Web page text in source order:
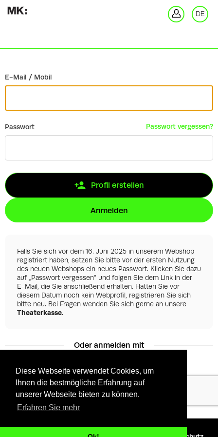
Diese Webseite verwendet Cookies, um
Ihnen die bestmögliche Erfahrung auf
unserer Webseite bieten zu können.
Erfahren Sie mehr
DE
E-Mail / Mobil
Passwort Passwort vergessen?
Profil erstellen
Anmelden
Falls Sie sich vor dem 16. Juni 2025 in unserem Webshop
registriert haben, setzen Sie bitte vor der ersten Nutzung
des neuen Webshops ein neues Passwort. Klicken Sie dazu
auf „Passwort vergessen“ und folgen Sie dem Link in der
E-Mail, die Sie anschließend erhalten. Hatten Sie vor
diesem Datum noch kein Webprofil, registrieren Sie sich
bitte neu. Bei Fragen wenden Sie sich gerne an unsere
Theaterkasse.
Oder anmelden mit
Facebook